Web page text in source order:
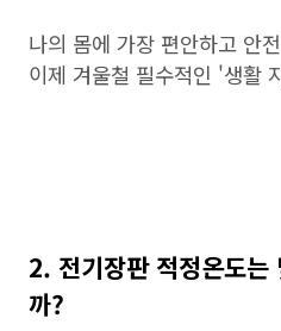
나의 몸에 가장 편안하고 안
이제 겨울철 필수적인 '생활
2. 전기장판 적정온도는
까?